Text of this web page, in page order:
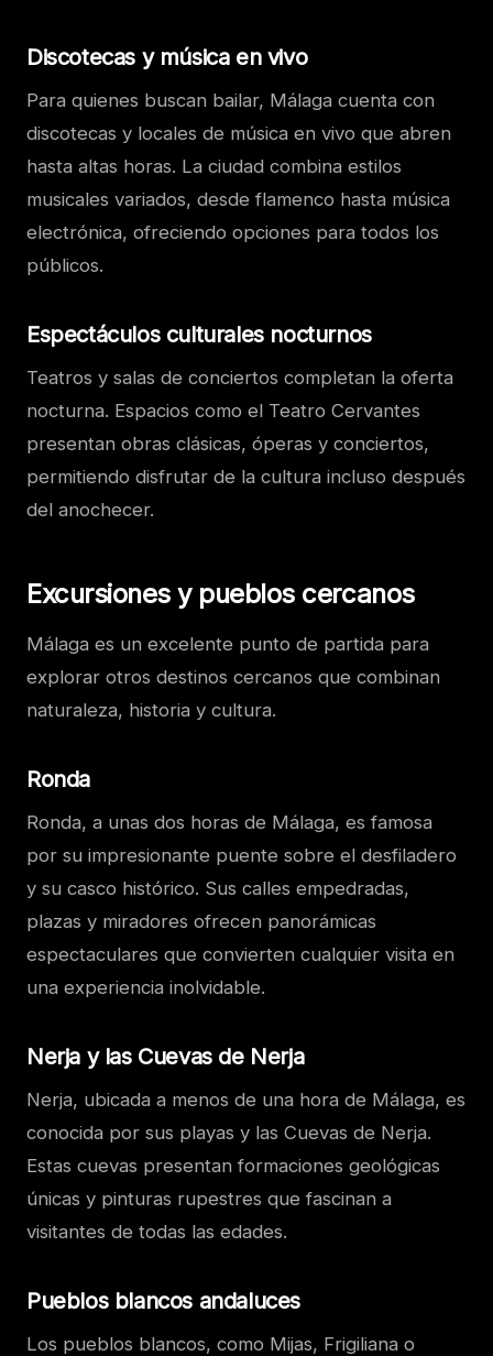
Discotecas y música en vivo
Para quienes buscan bailar, Málaga cuenta con
discotecas y locales de música en vivo que abren
hasta altas horas. La ciudad combina estilos
musicales variados, desde flamenco hasta música
electrónica, ofreciendo opciones para todos los
públicos.
Espectáculos culturales nocturnos
Teatros y salas de conciertos completan la oferta
nocturna. Espacios como el Teatro Cervantes
presentan obras clásicas, óperas y conciertos,
permitiendo disfrutar de la cultura incluso después
del anochecer.
Excursiones y pueblos cercanos
Málaga es un excelente punto de partida para
explorar otros destinos cercanos que combinan
naturaleza, historia y cultura.
Ronda
Ronda, a unas dos horas de Málaga, es famosa
por su impresionante puente sobre el desfiladero
y su casco histórico. Sus calles empedradas,
plazas y miradores ofrecen panorámicas
espectaculares que convierten cualquier visita en
una experiencia inolvidable.
Nerja y las Cuevas de Nerja
Nerja, ubicada a menos de una hora de Málaga, es
conocida por sus playas y las Cuevas de Nerja.
Estas cuevas presentan formaciones geológicas
únicas y pinturas rupestres que fascinan a
visitantes de todas las edades.
Pueblos blancos andaluces
Los pueblos blancos, como Mijas, Frigiliana o